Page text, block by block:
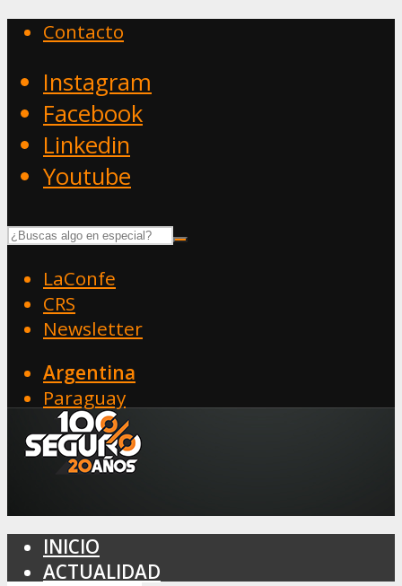
Contacto
Instagram
Facebook
Linkedin
Youtube
LaConfe
CRS
Newsletter
Argentina
Paraguay
INICIO
ACTUALIDAD